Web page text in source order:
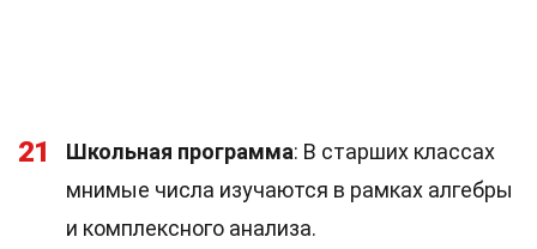
21 Школьная программа: В старших классах
мнимые числа изучаются в рамках алгебры
и комплексного анализа.